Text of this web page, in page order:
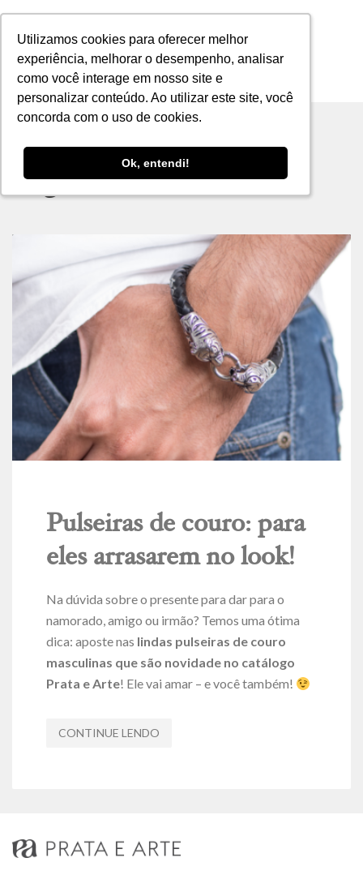
Utilizamos cookies para oferecer melhor
experiência, melhorar o desempenho, analisar
como você interage em nosso site e
personalizar conteúdo. Ao utilizar este site, você
concorda com o uso de cookies.
Ok, entendi!
Utilizamos cookies para oferecer melhor
experiência, melhorar o desempenho, analisar
como você interage em nosso site e
personalizar conteúdo. Ao utilizar este site, você
concorda com o uso de cookies.
Ok, entendi!
MENU
Tag archive: marido
Pulseiras de couro: para
eles arrasarem no look!
Na dúvida sobre o presente para dar para o
namorado, amigo ou irmão? Temos uma ótima
dica: aposte nas lindas pulseiras de couro
masculinas que são novidade no catálogo
Prata e Arte! Ele vai amar – e você também!
CONTINUE LENDO